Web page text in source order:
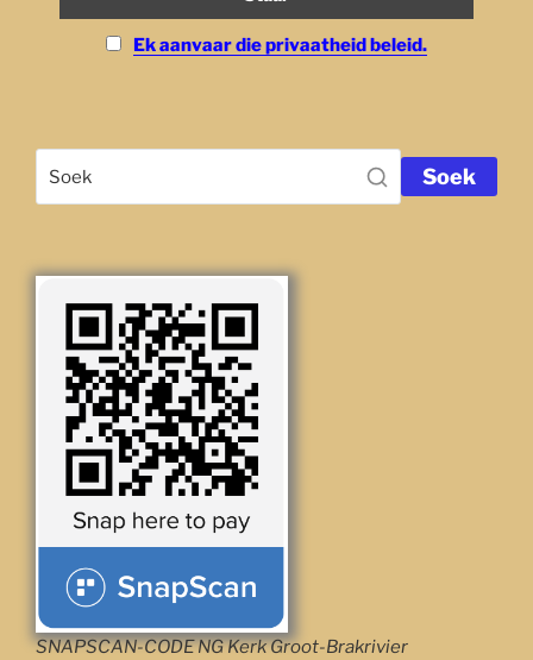
Ek aanvaar die privaatheid beleid.
Soek
SNAPSCAN-CODE NG Kerk Groot-Brakrivier